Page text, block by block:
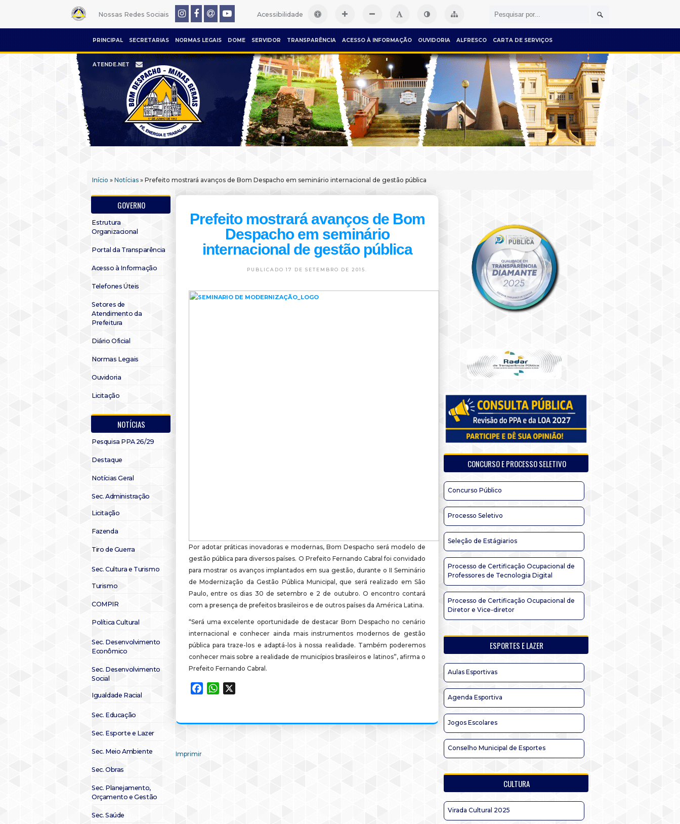
Nossas Redes Sociais Acessibilidade
PRINCIPAL SECRETARIAS NORMAS LEGAIS DOME SERVIDOR TRANSPARÊNCIA ACESSO À INFORMAÇÃO OUVIDORIA ALFRESCO CARTA DE SERVIÇOS
ATENDE.NET
Início » Notícias » Prefeito mostrará avanços de Bom Despacho em seminário internacional de gestão pública
GOVERNO
Estrutura
Organizacional
Portal da Transparência
Acesso à Informação
Telefones Úteis
Setores de
Atendimento da
Prefeitura
Diário Oficial
Normas Legais
Ouvidoria
Licitação
NOTÍCIAS
Pesquisa PPA 26/29
Destaque
Notícias Geral
Sec. Administração
Licitação
Fazenda
Tiro de Guerra
Sec. Cultura e Turismo
Turismo
COMPIR
Política Cultural
Sec. Desenvolvimento
Econômico
Sec. Desenvolvimento
Social
Igualdade Racial
Sec. Educação
Sec. Esporte e Lazer
Sec. Meio Ambiente
Sec. Obras
Sec. Planejamento,
Orçamento e Gestão
Sec. Saúde
Prefeito mostrará avanços de Bom
Despacho em seminário
internacional de gestão pública
PUBLICADO 17 DE SETEMBRO DE 2015.
Por adotar práticas inovadoras e modernas, Bom Despacho será modelo de
gestão pública para diversos países. O Prefeito Fernando Cabral foi convidado
para mostrar os avanços implantados em sua gestão, durante o II Seminário
de Modernização da Gestão Pública Municipal, que será realizado em São
Paulo, entre os dias 30 de setembro e 2 de outubro. O encontro contará
com a presença de prefeitos brasileiros e de outros países da América Latina.
“Será uma excelente oportunidade de destacar Bom Despacho no cenário
internacional e conhecer ainda mais instrumentos modernos de gestão
pública para traze-los e adaptá-los à nossa realidade. Também poderemos
conhecer mais sobre a realidade de municípios brasileiros e latinos”, afirma o
Prefeito Fernando Cabral.
FacebookWhatsApp
Imprimir
CONCURSO E PROCESSO SELETIVO
Concurso Público
Processo Seletivo
Seleção de Estágiarios
Processo de Certificação Ocupacional de
Professores de Tecnologia Digital
Processo de Certificação Ocupacional de
Diretor e Vice-diretor
ESPORTES E LAZER
Aulas Esportivas
Agenda Esportiva
Jogos Escolares
Conselho Municipal de Esportes
CULTURA
Virada Cultural 2025